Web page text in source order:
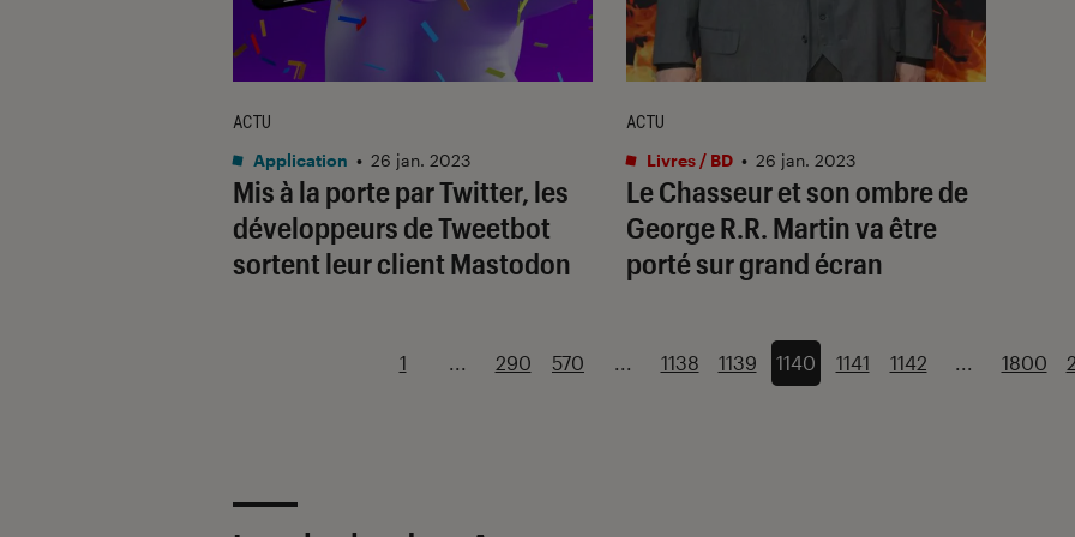
Mis à la porte par Twitter, les
développeurs de Tweetbot
sortent leur client Mastodon
ACTU
Application • 26 jan. 2023
Le Chasseur et son ombrede
George R.R. Martin va être
porté sur grand écran
ACTU
Livres / BD • 26 jan. 2023
1 ... 290 570 ... 1138 1139 1140 1141 1142 ... 1800